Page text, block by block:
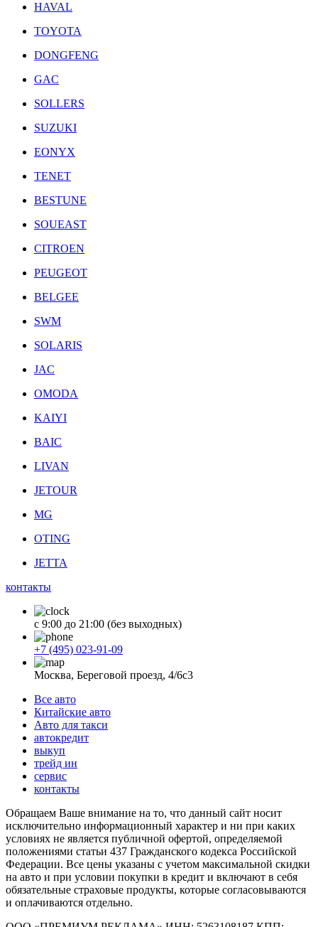
HAVAL
TOYOTA
DONGFENG
GAC
SOLLERS
SUZUKI
EONYX
TENET
BESTUNE
SOUEAST
CITROEN
PEUGEOT
BELGEE
SWM
SOLARIS
JAC
OMODA
KAIYI
BAIC
LIVAN
JETOUR
MG
OTING
JETTA
контакты
с 9:00 до 21:00 (без выходных)
+7 (495) 023-91-09
Москва, Береговой проезд, 4/6с3
Все авто
Китайские авто
Авто для такси
автокредит
выкуп
трейд ин
сервис
контакты
Обращаем Ваше внимание на то, что данный сайт носит
исключительно информационный характер и ни при каких
условиях не является публичной офертой, определяемой
положениями статьи 437 Гражданского кодекса Российской
Федерации. Все цены указаны с учетом максимальной скидки
на авто и при условии покупки в кредит и включают в себя
обязательные страховые продукты, которые согласовываются
и оплачиваются отдельно.